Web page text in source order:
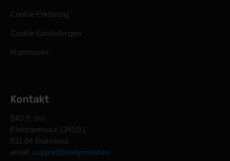
Cookie-Erklärung
Cookie-Einstellungen
Impressum
Kontakt
BIO 5, sro
Elektrárenská 13412/1
831 04 Bratislava
email: support@bodyworld.eu